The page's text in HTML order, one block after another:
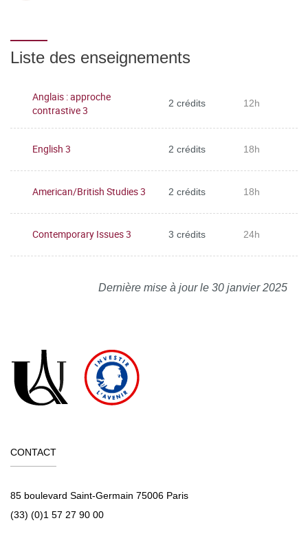
Liste des enseignements
Anglais : approche
contrastive 3
2 crédits 12h
English 3 2 crédits 18h
American/British Studies 3 2 crédits 18h
Contemporary Issues 3 3 crédits 24h
Dernière mise à jour le 30 janvier 2025
CONTACT
85 boulevard Saint-Germain 75006 Paris
(33) (0)1 57 27 90 00